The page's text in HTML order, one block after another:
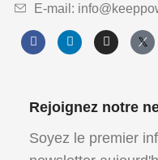
E-mail:
Rejoignez notre
Soyez le premier